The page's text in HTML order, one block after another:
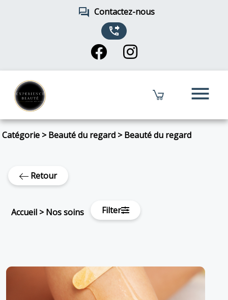
forum Contactez-nous
phone_forwarded
menu
Catégorie >Beauté du regard >Beauté du regard
Retour
Accueil >Nos soins Filter